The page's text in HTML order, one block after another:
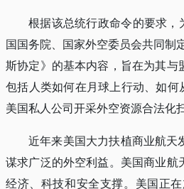
根据该总统行政命令的要求，
国国务院、国家外空委员会共同制
斯协定》的基本内容，旨在为其
包括人类如何在月球上行动、如
美国私人公司开采外空资源合法化
近年来美国大力扶植商业航天
谋求广泛的外空利益。美国商业
经济、科技和安全支撑。美国正